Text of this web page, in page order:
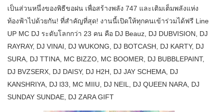
เป็นส่วนหนึ่งของพิธีขอฝน เพื่อสร้างพลัง 747 และเติมเต็มพลังแห่ง
ท้องฟ้าไปด้วยกัน! ที่สำคัญที่สุด! งานนี้เปิดให้ทุกคนเข้าร่วมได้ฟรี Line
UP MC DJ ระดับโลกกว่า 23 คน คือ DJ Beauz, DJ DUBVISION, DJ
RAYRAY, DJ VINAI, DJ WUKONG, DJ BOTCASH, DJ KARTY, DJ
SURA, DJ TTINA, MC BIZZO, MC BOOMER, DJ BUBBLEPAINT,
DJ BVZSERX, DJ DAISY, DJ H2H, DJ JAY SCHEMA, DJ
KANSHRIYA, DJ l33, MC MIIU, DJ NEIL, DJ QUEEN NARA, DJ
SUNDAY SUNDAE, DJ ZARA GIFT